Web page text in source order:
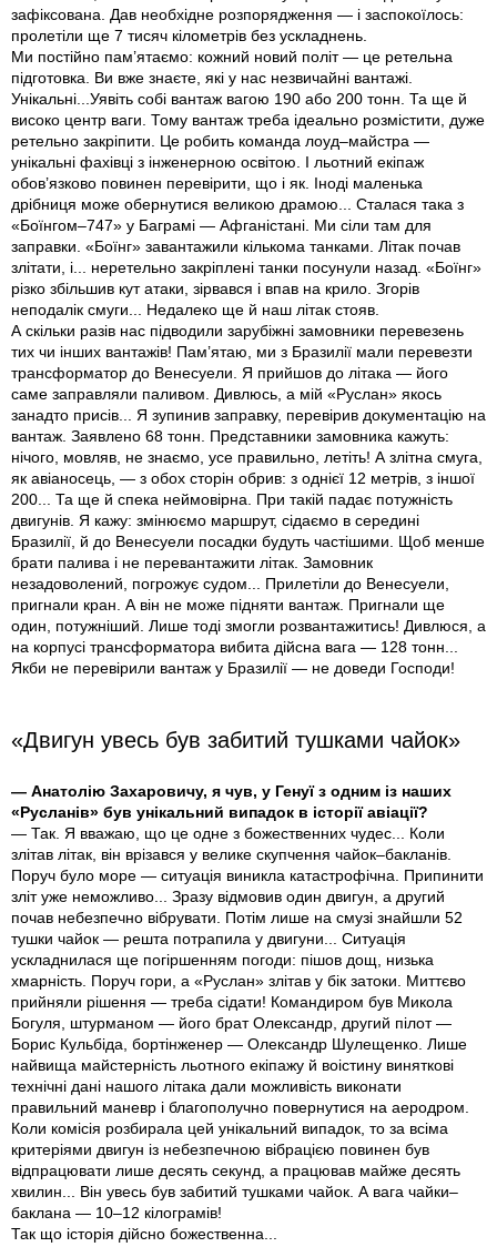
зафіксована. Дав необхідне розпорядження — і заспокоїлось:
пролетіли ще 7 тисяч кілометрів без ускладнень.
Ми постійно пам’ятаємо: кожний новий політ — це ретельна
підготовка. Ви вже знаєте, які у нас незвичайні вантажі.
Унікальні...Уявіть собі вантаж вагою 190 або 200 тонн. Та ще й
високо центр ваги. Тому вантаж треба ідеально розмістити, дуже
ретельно закріпити. Це робить команда лоуд–майстра —
унікальні фахівці з інженерною освітою. І льотний екіпаж
обов’язково повинен перевірити, що і як. Іноді маленька
дрібниця може обернутися великою драмою... Сталася така з
«Боїнгом–747» у Баграмі — Афганістані. Ми сіли там для
заправки. «Боїнг» завантажили кількома танками. Літак почав
злітати, і... неретельно закріплені танки посунули назад. «Боїнг»
різко збільшив кут атаки, зірвався і впав на крило. Згорів
неподалік смуги... Недалеко ще й наш літак стояв.
А скільки разів нас підводили зарубіжні замовники перевезень
тих чи інших вантажів! Пам’ятаю, ми з Бразилії мали перевезти
трансформатор до Венесуели. Я прийшов до літака — його
саме заправляли паливом. Дивлюсь, а мій «Руслан» якось
занадто присів... Я зупинив заправку, перевірив документацію на
вантаж. Заявлено 68 тонн. Представники замовника кажуть:
нічого, мовляв, не знаємо, усе правильно, летіть! А злітна смуга,
як авіаносець, — з обох сторін обрив: з однієї 12 метрів, з іншої
200... Та ще й спека неймовірна. При такій падає потужність
двигунів. Я кажу: змінюємо маршрут, сідаємо в середині
Бразилії, й до Венесуели посадки будуть частішими. Щоб менше
брати палива і не перевантажити літак. Замовник
незадоволений, погрожує судом... Прилетіли до Венесуели,
пригнали кран. А він не може підняти вантаж. Пригнали ще
один, потужніший. Лише тоді змогли розвантажитись! Дивлюся, а
на корпусі трансформатора вибита дійсна вага — 128 тонн...
Якби не перевірили вантаж у Бразилії — не доведи Господи!
«Двигун увесь був забитий тушками чайок»
— Анатолію Захаровичу, я чув, у Генуї з одним із наших
«Русланів» був унікальний випадок в історії авіації?
— Так. Я вважаю, що це одне з божественних чудес... Коли
злітав літак, він врізався у велике скупчення чайок–бакланів.
Поруч було море — ситуація виникла катастрофічна. Припинити
зліт уже неможливо... Зразу відмовив один двигун, а другий
почав небезпечно вібрувати. Потім лише на смузі знайшли 52
тушки чайок — решта потрапила у двигуни... Ситуація
ускладнилася ще погіршенням погоди: пішов дощ, низька
хмарність. Поруч гори, а «Руслан» злітав у бік затоки. Миттєво
прийняли рішення — треба сідати! Командиром був Микола
Богуля, штурманом — його брат Олександр, другий пілот —
Борис Кульбіда, бортінженер — Олександр Шулещенко. Лише
найвища майстерність льотного екіпажу й воістину виняткові
технічні дані нашого літака дали можливість виконати
правильний маневр і благополучно повернутися на аеродром.
Коли комісія розбирала цей унікальний випадок, то за всіма
критеріями двигун із небезпечною вібрацією повинен був
відпрацювати лише десять секунд, а працював майже десять
хвилин... Він увесь був забитий тушками чайок. А вага чайки–
баклана — 10–12 кілограмів!
Так що історія дійсно божественна...